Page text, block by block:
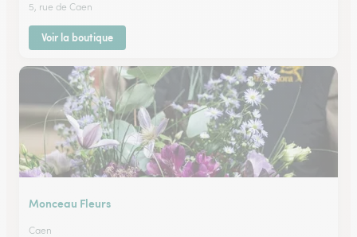
5, rue de Caen
Voir la boutique
Monceau Fleurs
Caen